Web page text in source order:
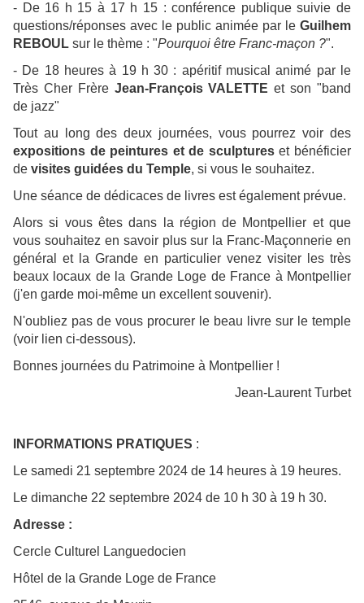
- De 16 h 15 à 17 h 15 : conférence publique suivie de
questions/réponses avec le public animée par le Guilhem
REBOUL sur le thème : "Pourquoi être Franc-maçon ?".
- De 18 heures à 19 h 30 : apéritif musical animé par le
Très Cher Frère Jean-François VALETTE et son "band
de jazz"
Tout au long des deux journées, vous pourrez voir des
expositions de peintures et de sculptureset bénéficier
de visites guidées du Temple, si vous le souhaitez.
Une séance de dédicaces de livres est également prévue.
Alors si vous êtes dans la région de Montpellier et que
vous souhaitez en savoir plus sur la Franc-Maçonnerie en
général et la Grande en particulier venez visiter les très
beaux locaux de la Grande Loge de France à Montpellier
(j'en garde moi-même un excellent souvenir).
N'oubliez pas de vous procurer le beau livre sur le temple
(voir lien ci-dessous).
Bonnes journées du Patrimoine à Montpellier !
Jean-Laurent Turbet
INFORMATIONS PRATIQUES :
Le samedi 21 septembre 2024 de 14 heures à 19 heures.
Le dimanche 22 septembre 2024 de 10 h 30 à 19 h 30.
Adresse :
Cercle Culturel Languedocien
Hôtel de la Grande Loge de France